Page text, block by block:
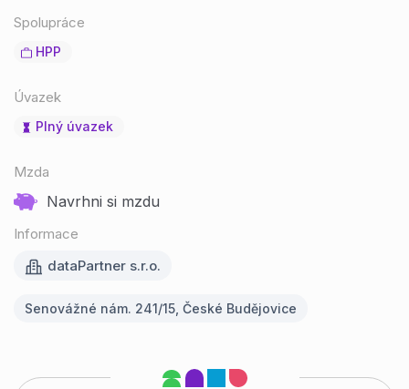
Spolupráce
HPP
Úvazek
Plný úvazek
Mzda
Navrhni si mzdu
Informace
dataPartner s.r.o.
Senovážné nám. 241/15, České Budějovice